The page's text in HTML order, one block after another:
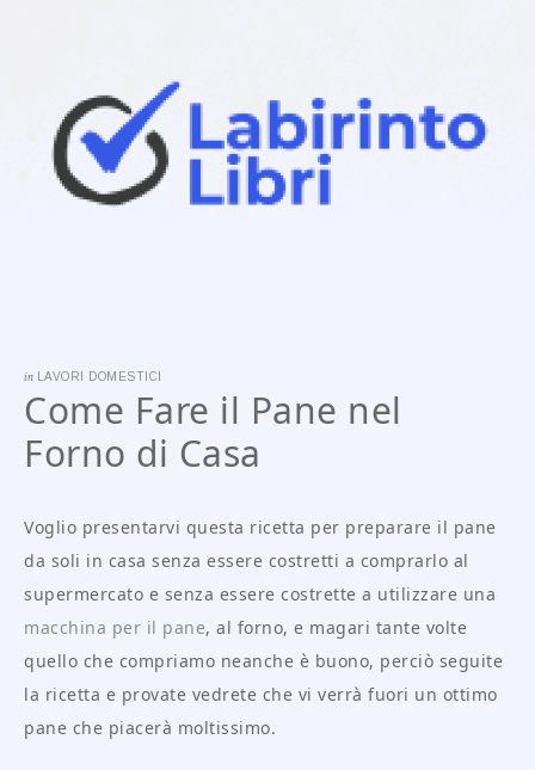
in LAVORI DOMESTICI
Come Fare il Pane nel
Forno di Casa
Voglio presentarvi questa ricetta per preparare il pane
da soli in casa senza essere costretti a comprarlo al
supermercato e senza essere costrette a utilizzare una
macchina per il pane, al forno, e magari tante volte
quello che compriamo neanche è buono, perciò seguite
la ricetta e provate vedrete che vi verrà fuori un ottimo
pane che piacerà moltissimo.